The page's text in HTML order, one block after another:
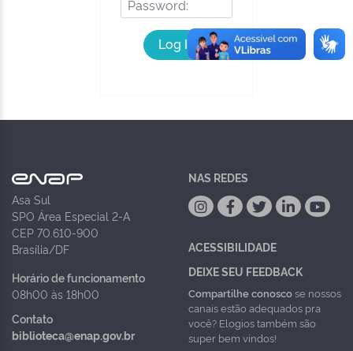
Log In
Asa Sul
SPO Área Especial 2-A
CEP 70.610-900
Brasília/DF
Horário de funcionamento
08h00 às 18h00
Contato
biblioteca@enap.gov.br
NAS REDES
ACESSIBILIDADE
DEIXE SEU FEEDBACK
Compartilhe conoscose nossos
canais estão adequados pra
você? Elogios também são
super bem vindos!